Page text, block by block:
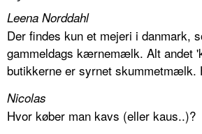
Leena Norddahl
Der findes kun et mejeri i danmark,
gammeldags kærnemælk. Alt andet
butikkerne er syrnet skummetmælk.
Nicolas
Hvor køber man kavs (eller kaus..)?